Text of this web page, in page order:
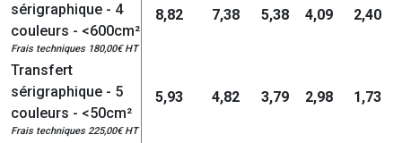
sérigraphique - 4
couleurs - <600cm²
Frais techniques 180,00€ HT
8,82 7,38 5,38 4,09 2,40
Transfert
sérigraphique - 5
couleurs - <50cm²
Frais techniques 225,00€ HT
5,93 4,82 3,79 2,98 1,73